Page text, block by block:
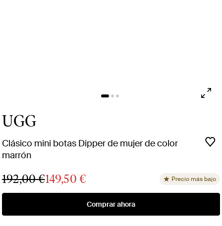
UGG
Clásico mini botas Dipper de mujer de color
marrón
192,00 €149,50 € Precio más bajo
Comprar ahora